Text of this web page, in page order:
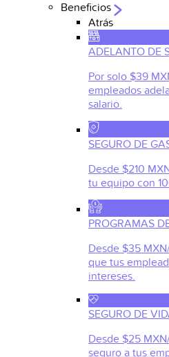
Beneficios
Atrás
ADELANTO DE
Por solo $39
empleados
salario.
SEGURO DE
Desde $210
tu equipo con
PROGRAMAS
Desde $35
que tus
intereses.
SEGURO DE
Desde $25
seguro a tus